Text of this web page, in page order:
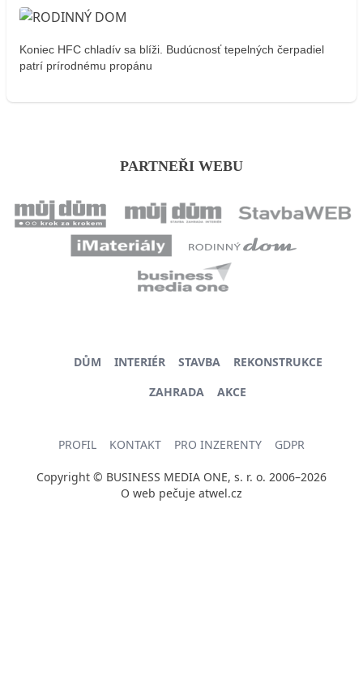
Koniec HFC chladív sa blíži. Budúcnosť tepelných čerpadiel
patrí prírodnému propánu
PARTNEŘI WEBU
DŮM INTERIÉR STAVBA
REKONSTRUKCE
ZAHRADA
AKCE
PROFIL KONTAKT PRO INZERENTY GDPR
Copyright © BUSINESS MEDIA ONE, s. r. o. 2006–2026